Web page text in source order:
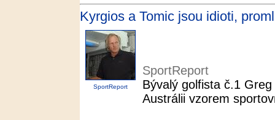
Kyrgios a Tomic jsou idioti,
SportReport
SportReport
Bývalý golfista č.1
Austrálii vzorem